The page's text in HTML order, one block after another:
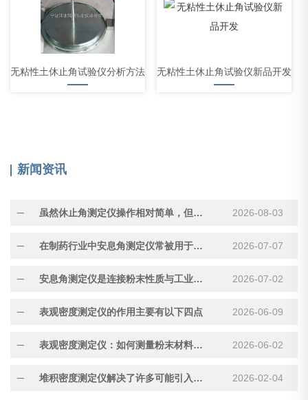
无粘性土休止角试验仪分析方法 无粘性土休止角试验仪新品开发
新闻资讯
虽然休止角测定仪操作相对简单，但测量结果受多种因素影响 2026-08-03
在制药行业中安息角测定仪常被用于评估压片用颗粒的流动性 2026-07-07
安息角测定仪是连接粉末性质与工业应用的重要工具 2026-07-02
表观密度测定仪的作用主要有以下四点 2026-06-09
表观密度测定仪：如何测量粉末材料的“真实体积” 2026-06-02
堆积密度测定仪解决了许多可能引入误差的因素 2026-02-04